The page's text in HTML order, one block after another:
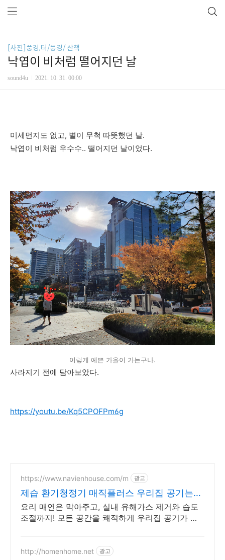
[사진]풍경,터/풍경/ 산책
낙엽이 비처럼 떨어지던 날
sound4u 2021. 10. 31. 00:00
미세먼지도 없고, 볕이 무척 따뜻했던 날.
낙엽이 비처럼 우수수.. 떨어지던 날이었다.
이렇게 예쁜 가을이 가는구나.
사라지기 전에 담아보았다.
https://youtu.be/Kq5CPOFPm6g
https://www.navienhouse.com/m 광고
제습 환기청정기 매직플러스 우리집 공기는
나비엔
요리 매연은 막아주고, 실내 유해가스 제거와 습도
조절까지! 모든 공간을 쾌적하게 우리집 공기가 다
http://homenhome.net 광고